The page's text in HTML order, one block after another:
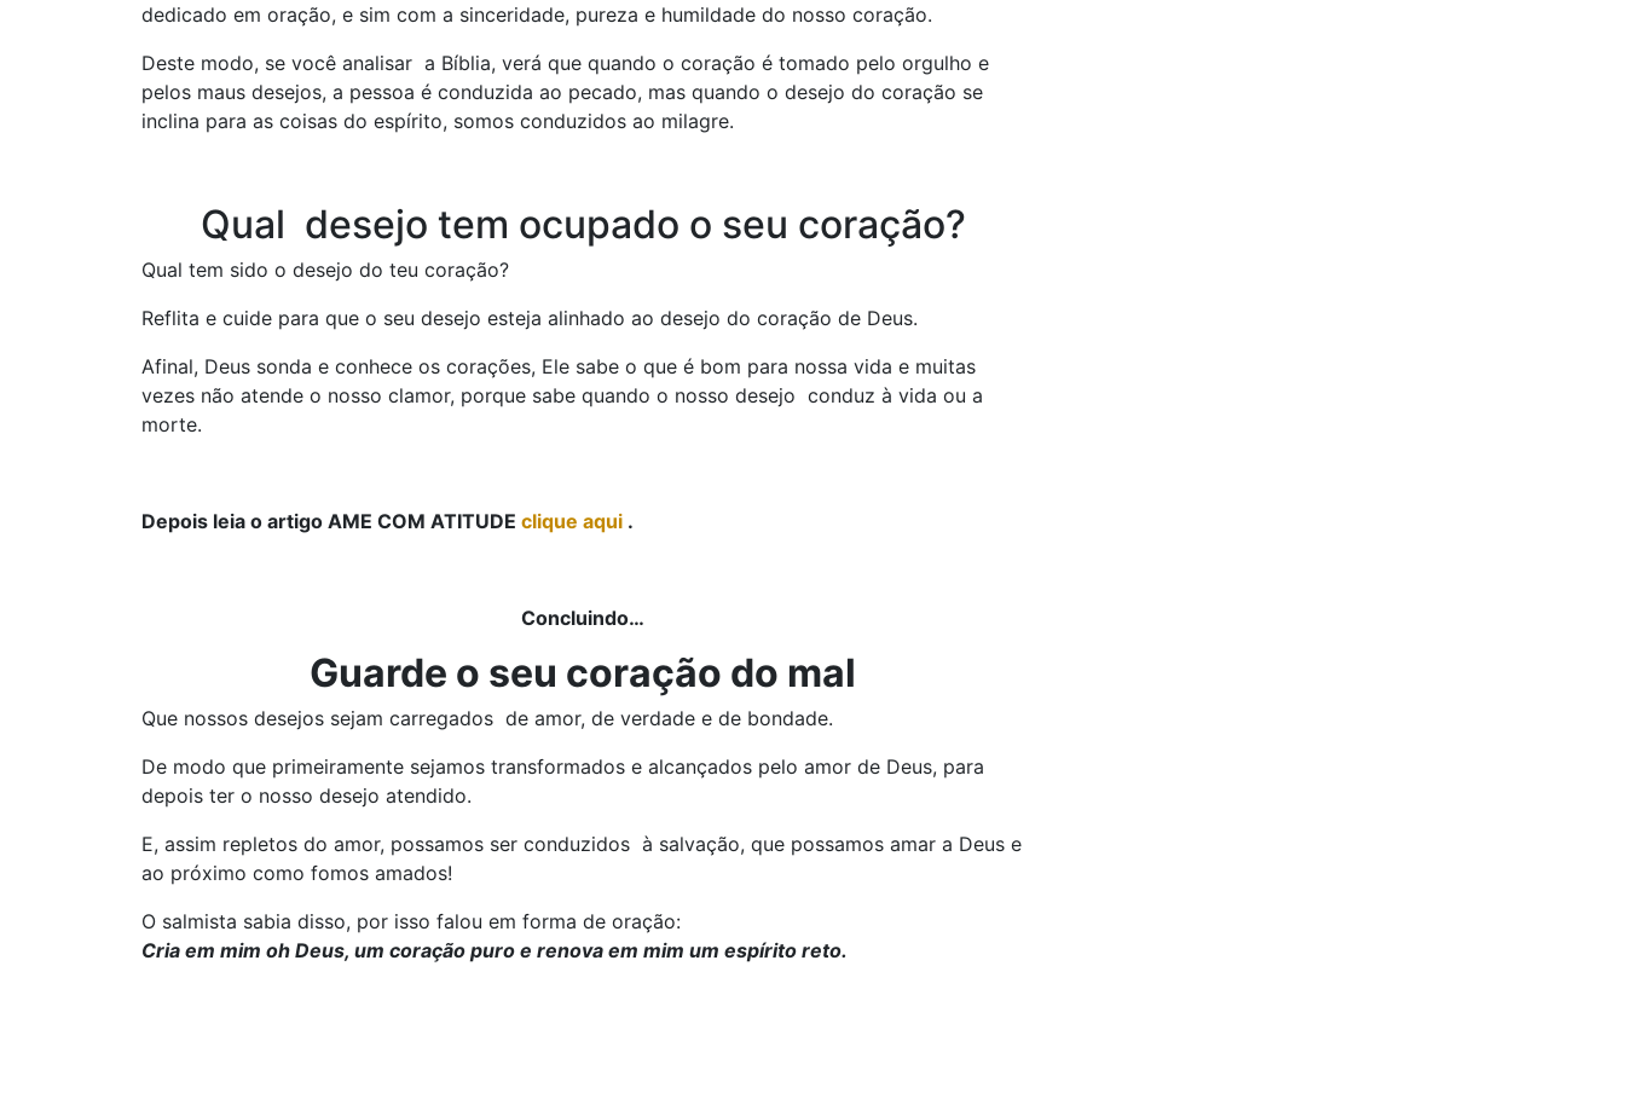
dedicado em oração, e sim com a sinceridade, pureza e humildade do nosso coração.
Deste modo, se você analisar a Bíblia, verá que quando o coração é tomado pelo orgulho e
pelos maus desejos, a pessoa é conduzida ao pecado, mas quando o desejo do coração se
inclina para as coisas do espírito, somos conduzidos ao milagre.
Qual desejo tem ocupado o seu coração?
Qual tem sido o desejo do teu coração?
Reflita e cuide para que o seu desejo esteja alinhado ao desejo do coração de Deus.
Afinal, Deus sonda e conhece os corações, Ele sabe o que é bom para nossa vida e muitas
vezes não atende o nosso clamor, porque sabe quando o nosso desejo conduz à vida ou a
morte.
Depois leia o artigo AME COM ATITUDE clique aqui .
Concluindo…
Guarde o seu coração do mal
Que nossos desejos sejam carregados de amor, de verdade e de bondade.
De modo que primeiramente sejamos transformados e alcançados pelo amor de Deus, para
depois ter o nosso desejo atendido.
E, assim repletos do amor, possamos ser conduzidos à salvação, que possamos amar a Deus e
ao próximo como fomos amados!
O salmista sabia disso, por isso falou em forma de oração:
Cria em mim oh Deus, um coração puro e renova em mim um espírito reto.